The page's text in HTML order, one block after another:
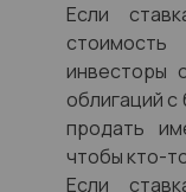
Если
инвесторы
облигаций
продать
чтобы кто-
Если